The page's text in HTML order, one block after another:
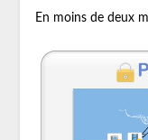
En moins de deux